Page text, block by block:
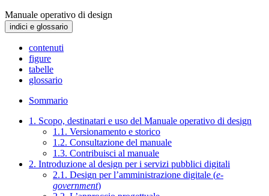
Manuale operativo di design
indici e glossario
contenuti
figure
tabelle
glossario
Sommario
1. Scopo, destinatari e uso del Manuale operativo di design
1.1. Versionamento e storico
1.2. Consultazione del manuale
1.3. Contribuisci al manuale
2. Introduzione al design per i servizi pubblici digitali
2.1. Design per l’amministrazione digitale (e-
government)